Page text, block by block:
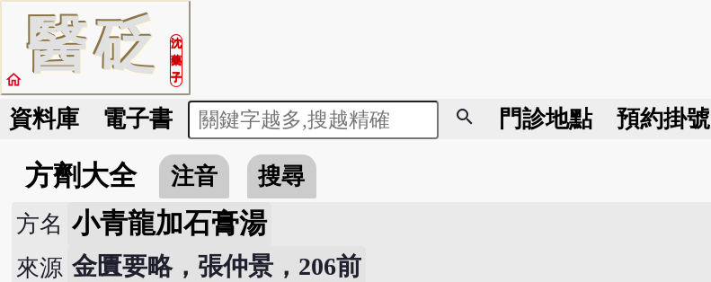
醫砭
沈
藥
子
home
資料庫 電子書 search 門診地點 預約掛號
方劑大全 注音 搜尋
方名 小青龍加石膏湯
來源 金匱要略，張仲景，206前